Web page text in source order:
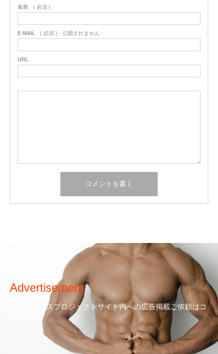
名前 ( 必須 )
E-MAIL ( 必須 ) - 公開されません -
URL
Advertisement
ジャスティスプロジェクトサイト内への広告掲載ご依頼はコ